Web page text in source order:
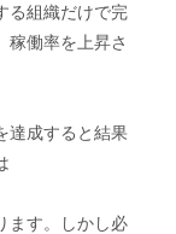
る組織だけで完
稼働率を上昇さ
達成すると結果
ます。しかし必